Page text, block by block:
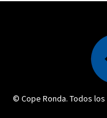
© Cope Ronda. Todos